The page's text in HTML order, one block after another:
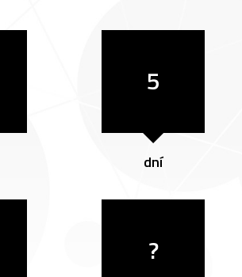
5
dní
?